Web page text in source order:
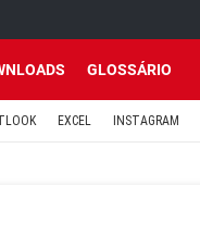
GLOSSÁRIO
EXCEL INSTAGRAM